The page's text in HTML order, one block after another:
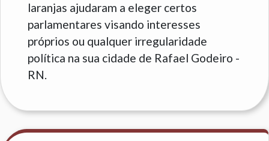
laranjas ajudaram a eleger certos
parlamentares visando interesses
próprios ou qualquer irregularidade
política na sua cidade de Rafael Godeiro -
RN.